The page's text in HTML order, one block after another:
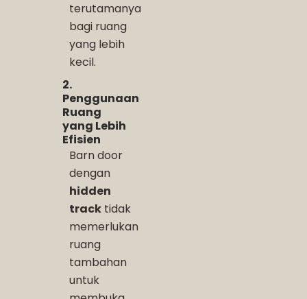
terutamanya
bagi ruang
yang lebih
kecil.
2.
Penggunaan
Ruang
yang Lebih
Efisien
Barn door
dengan
hidden
track tidak
memerlukan
ruang
tambahan
untuk